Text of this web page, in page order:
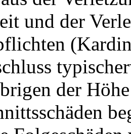
und der
der